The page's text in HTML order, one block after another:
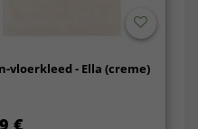
vloerkleed - Ella (creme)
€